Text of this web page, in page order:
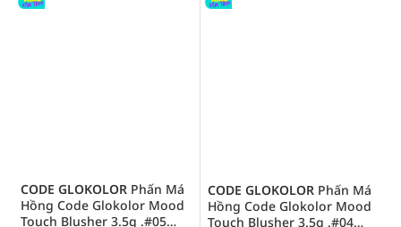
CODE GLOKOLOR Phấn Má
Hồng Code Glokolor Mood
Touch Blusher 3.5g .#05
CODE GLOKOLOR Phấn Má
Hồng Code Glokolor Mood
Touch Blusher 3.5g .#04